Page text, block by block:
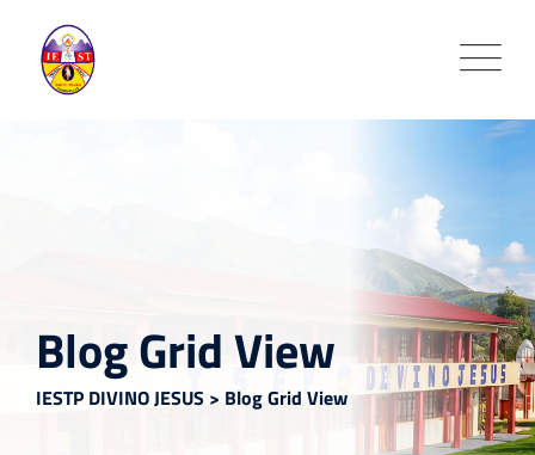
Blog Grid View
IESTP DIVINO JESUS > Blog Grid View